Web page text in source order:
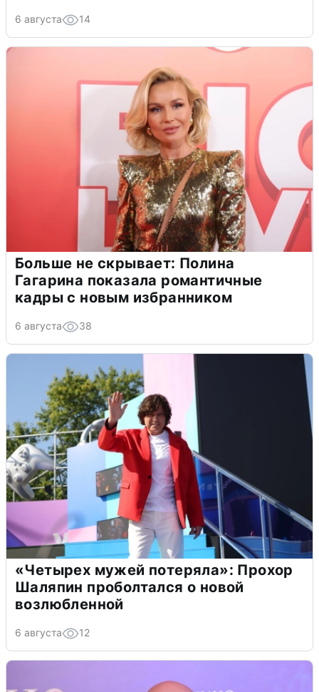
6 августа 14
Больше не скрывает: Полина
Гагарина показала романтичные
кадры с новым избранником
6 августа 38
«Четырех мужей потеряла»: Прохор
Шаляпин проболтался о новой
возлюбленной
6 августа 12